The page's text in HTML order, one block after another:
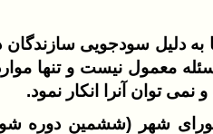
به دلیل سودجویی سازندگان
معمول نیست و تنها
توان آنرا انکار نمود.
که بنده نیز از سال 1400 عضو شورای شهر